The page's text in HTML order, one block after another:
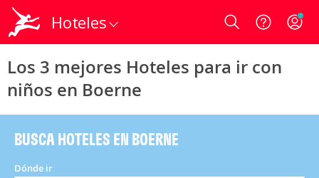
Hoteles Login
Los 3 mejores Hoteles para ir con
niños en Boerne
BUSCA HOTELES EN BOERNE
Dónde ir